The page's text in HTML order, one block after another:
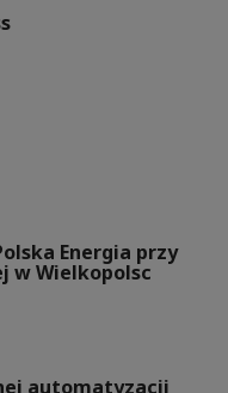
Energia przy
w Wielkopolsc
automatyzacji